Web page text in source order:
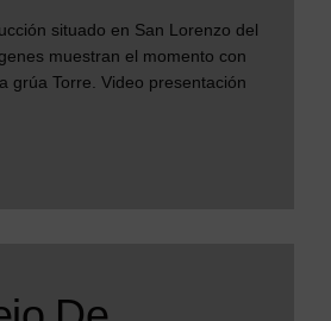
situado en San Lorenzo del
muestran el momento con
grúa Torre. Video presentación